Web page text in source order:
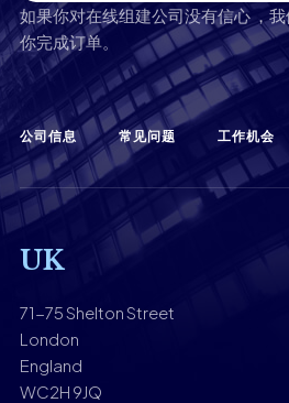
如果你对在线组建公司没有信心 ，
你完成订单。
公司信息 常见问题 工作机会
UK
71-75 Shelton Street
London
England
WC2H 9JQ